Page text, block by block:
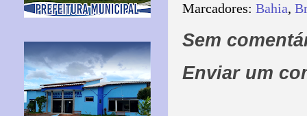
Marcadores: Bahia,
Sem
Enviar um